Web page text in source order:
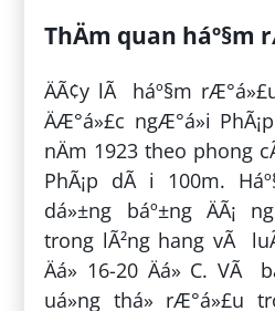
ThÄm quan
ÄÃ¢y lÃ háº§m
ÄÆ°á»£c ngÆ°á»i
nÄm 1923 theo phong
PhÃ¡p dÃ i 100m.
dá»±ng báº±ng ÄÃ¡
trong lÃ²ng hang vÃ
Äá» 16-20 Äá» C. VÃ
uá»ng thá»­ rÆ°á»£u